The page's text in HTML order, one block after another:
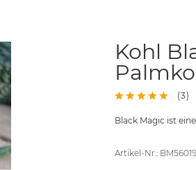
Kohl
(3)
Black Magic ist
Artikel-Nr.: